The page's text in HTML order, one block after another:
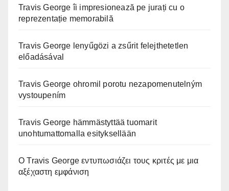
Travis George îi impresionează pe jurați cu o
reprezentație memorabilă
Travis George lenyűgözi a zsűrit felejthetetlen
előadásával
Travis George ohromil porotu nezapomenutelným
vystoupením
Travis George hämmästyttää tuomarit
unohtumattomalla esityksellään
Ο Travis George εντυπωσιάζει τους κριτές με μια
αξέχαστη εμφάνιση